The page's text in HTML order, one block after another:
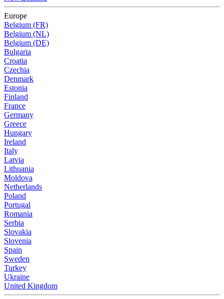
Europe
Belgium (FR)
Belgium (NL)
Belgium (DE)
Bulgaria
Croatia
Czechia
Denmark
Estonia
Finland
France
Germany
Greece
Hungary
Ireland
Italy
Latvia
Lithuania
Moldova
Netherlands
Poland
Portugal
Romania
Serbia
Slovakia
Slovenia
Spain
Sweden
Turkey
Ukraine
United Kingdom